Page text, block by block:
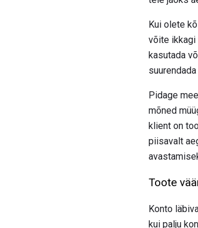
Kui olete
võite ikkagi
kasutada
Pidage
mõned
klient on
piisavalt
Toote
Konto
kui palju